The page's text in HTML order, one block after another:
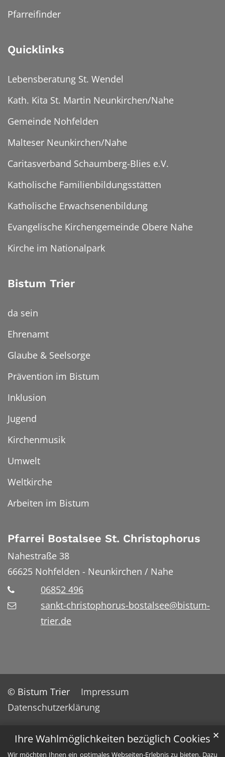
Ihre Wahlmöglichkeiten bezüglich Cookies
Wir möchten Ihnen ein optimales Webseiten-Erlebnis zu bieten. Dazu
✕
Pfarreifinder
Quicklinks
Lebensberatung St. Wendel
Kath. Kita St. Martin Neunkirchen/Nahe
Gemeinde Nohfelden
Malteser Neunkirchen/Nahe
Caritasverband Schaumberg-Blies e.V.
Katholische Familienbildungsstätten
Katholische Erwachsenenbildung
Evangelische Kirchengemeinde Obere Nahe
Kirche im Nationalpark
Bistum Trier
da sein
Ehrenamt
Glaube & Seelsorge
Prävention im Bistum
Inklusion
Jugend
Kirchenmusik
Umwelt
Weltkirche
Arbeiten im Bistum
Pfarrei Bostalsee St. Christophorus
Nahestraße 38
66625 Nohfelden - Neunkirchen / Nahe
06852 496
sankt-christophorus-bostalsee@bistum-
trier.de
© Bistum Trier
Impressum
Datenschutzerklärung